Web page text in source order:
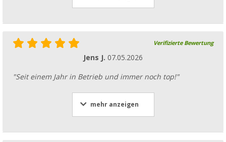
Verifizierte Bewertung
Jens J. 07.05.2026
"Seit einem Jahr in Betrieb und immer noch top!"
mehr anzeigen